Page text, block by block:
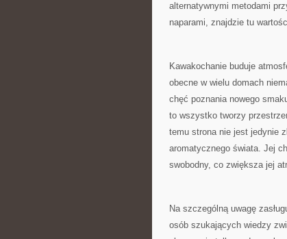
alternatywnymi metodami
naparami, znajdzie tu
Kawakochanie buduje
obecne w wielu domach
chęć poznania nowego
to wszystko tworzy
temu strona nie jest jedynie
aromatycznego świata. Jej
swobodny, co zwiększa jej
Na szczególną uwagę
osób szukających wiedzy